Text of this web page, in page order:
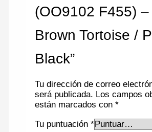
(OO9102 F455)
Brown Tortoise /
Black”
Tu dirección de correo
será publicada. Los campos
están marcados con*
Tu puntuación*